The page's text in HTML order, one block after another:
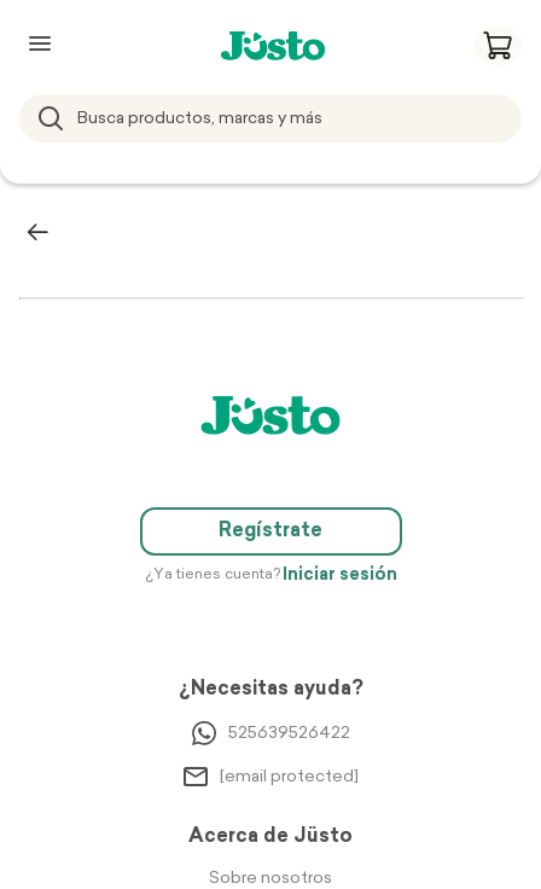
Regístrate
¿Ya tienes cuenta? Iniciar sesión
¿Necesitas ayuda?
525639526422
[email protected]
Acerca de Jüsto
Sobre nosotros